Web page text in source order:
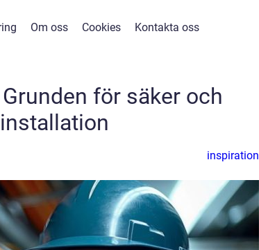
Om oss Cookies Kontakta oss
för säker och
inspiration